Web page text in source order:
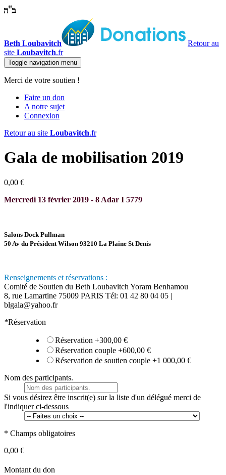
Beth Loubavitch
Retour au
site Loubavitch.fr
Toggle navigation menu
Merci de votre soutien !
Faire un don
A notre sujet
Connexion
Retour au site Loubavitch.fr
Gala de mobilisation 2019
0,00 €
Mercredi 13 février 2019 - 8 Adar I 5779
Salons Dock Pullman
50 Av du Président Wilson 93210 La Plaine St Denis
Renseignements et réservations :
Comité de Soutien du Beth Loubavitch Yoram Benhamou
8, rue Lamartine 75009 PARIS Tél: 01 42 80 04 05 |
blgala@yahoo.fr
*Réservation
Réservation +300,00 €
Réservation couple +600,00 €
Réservation de soutien couple +1 000,00 €
Nom des participants.
Si vous désirez être inscrit(e) sur la liste d'un délégué merci de
l'indiquer ci-dessous
* Champs obligatoires
0,00 €
Montant du don